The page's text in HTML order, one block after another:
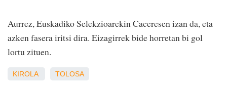
Aurrez, Euskadiko Selekzioarekin Caceresen izan da, eta
azken fasera iritsi dira. Eizagirrek bide horretan bi gol
lortu zituen.
KIROLA TOLOSA